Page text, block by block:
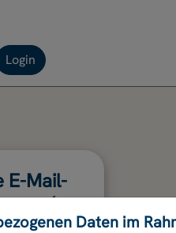
Login
E-Mail-
Daten im